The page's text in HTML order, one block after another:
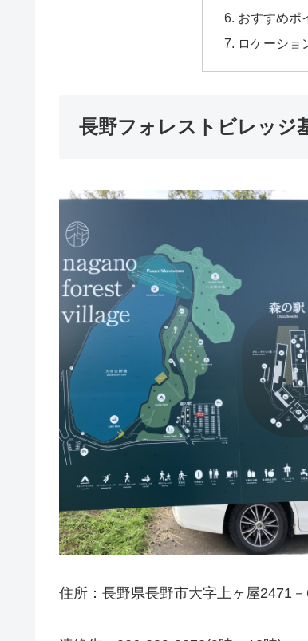
おすすめポ
ロケーショ
長野フォレストビレッジ
住所：長野県長野市大字上ヶ屋2471